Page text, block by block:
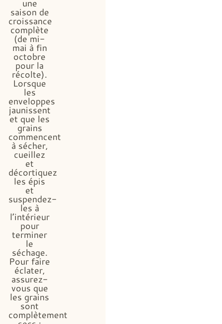
une
saison de
croissance
complète
(de mi-
mai à fin
octobre
pour la
récolte).
Lorsque
les
enveloppes
jaunissent
et que les
grains
commencent
à sécher,
cueillez
et
décortiquez
les épis
et
suspendez-
les à
l’intérieur
pour
terminer
le
séchage.
Pour faire
éclater,
assurez-
vous que
les grains
sont
complètement